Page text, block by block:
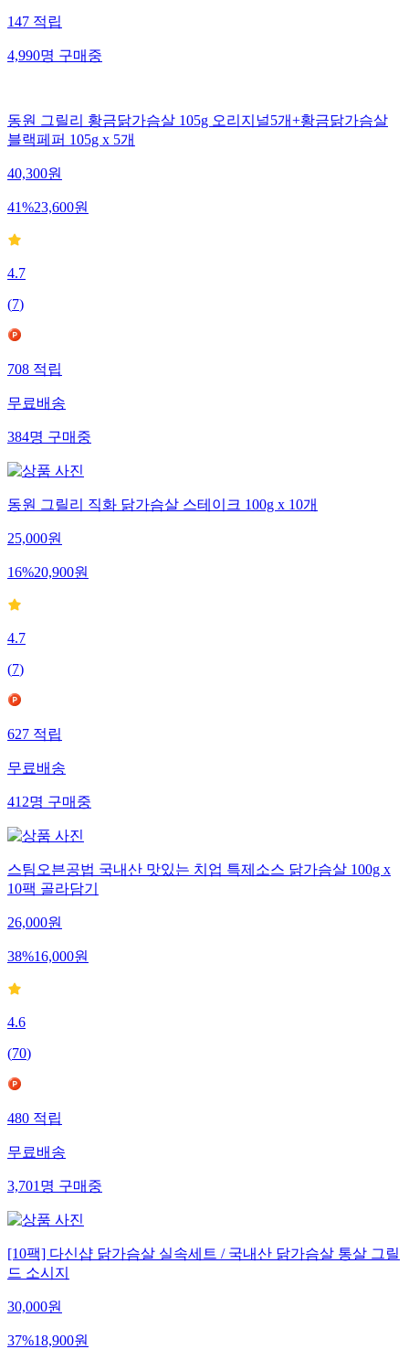
147적립
4,990명구매중
동원 그릴리 황금닭가슴살 105g 오리지널5개+황금닭가슴살
블랙페퍼 105g x 5개
40,300원
41%23,600원
4.7
(7)
708적립
무료배송
384명구매중
동원 그릴리 직화 닭가슴살 스테이크 100g x 10개
25,000원
16%20,900원
4.7
(7)
627적립
무료배송
412명구매중
스팀오븐공법 국내산 맛있는 치업 특제소스 닭가슴살 100g x
10팩 골라담기
26,000원
38%16,000원
4.6
(70)
480적립
무료배송
3,701명구매중
[10팩] 다신샵 닭가슴살 실속세트 / 국내산 닭가슴살 통살 그릴
드 소시지
30,000원
37%18,900원